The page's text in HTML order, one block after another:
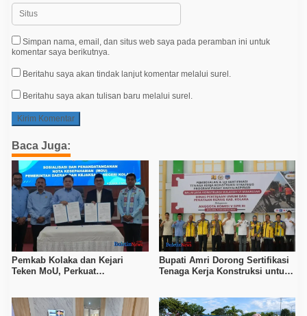
Simpan nama, email, dan situs web saya pada peramban ini untuk
komentar saya berikutnya.
Beritahu saya akan tindak lanjut komentar melalui surel.
Beritahu saya akan tulisan baru melalui surel.
Baca Juga:
Pemkab Kolaka dan Kejari
Teken MoU, Perkuat
Bupati Amri Dorong Sertifikasi
Tenaga Kerja Konstruksi untuk